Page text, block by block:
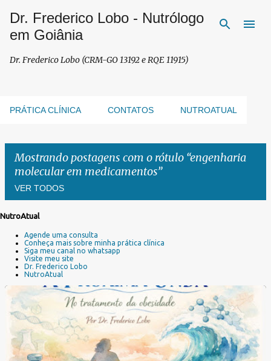
Pular para o conteúdo principal
Dr. Frederico Lobo - Nutrólogo
em Goiânia
Dr. Frederico Lobo (CRM-GO 13192 e RQE 11915)
PRÁTICA CLÍNICA CONTATOS NUTROATUAL
Mostrando postagens com o rótulo engenharia
molecular em medicamentos
VER TODOS
g
NutroAtual
Agende uma consulta
Conheça mais sobre minha prática clínica
Siga meu canal no whatsapp
Visite meu site
Dr. Frederico Lobo
NutroAtual